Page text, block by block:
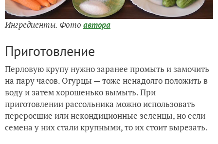
Ингредиенты. Фото автора
Приготовление
Перловую крупу нужно заранее промыть и замочить
на пару часов. Огурцы — тоже ненадолго положить в
воду и затем хорошенько вымыть. При
приготовлении рассольника можно использовать
переросшие или некондиционные зеленцы, но если
семена у них стали крупными, то их стоит вырезать.